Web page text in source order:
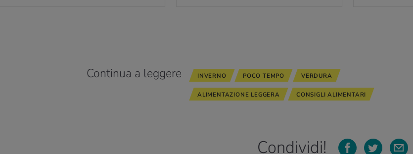
Continua a leggere INVERNO POCO TEMPO VERDURA
ALIMENTAZIONE LEGGERA CONSIGLI ALIMENTARI
Condividi!